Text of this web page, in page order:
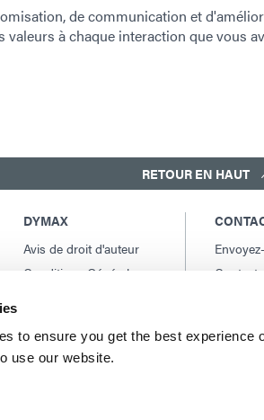
to ensure you get the best experience
use our website.
de communication et
à chaque interaction que vous
RETOUR EN HAUT
DYMAX
Avis de droit d'auteur
Conditions Générales
d'achat
Conditions générales
Asie: